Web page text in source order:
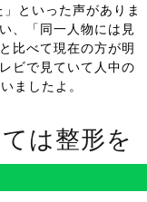
といった声がありま
、「同一人物には見
比べて現在の方が明
ビで見ていて人中の
ましたよ。
は整形を